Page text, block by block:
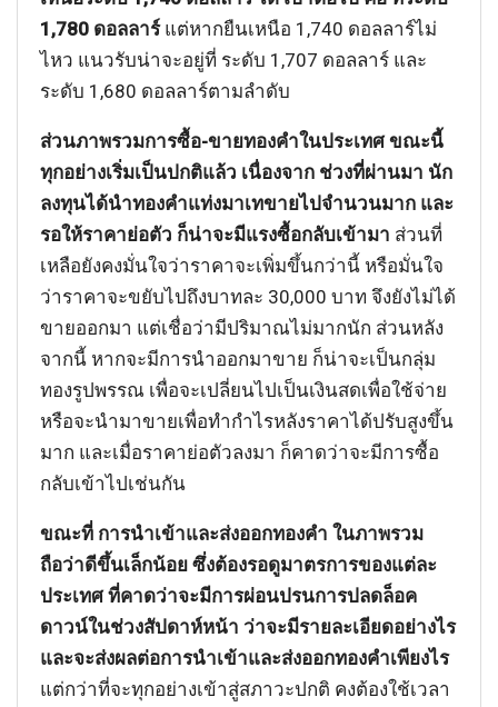
1,780 ดอลลาร์แต่หากยืนเหนือ 1,740 ดอลลาร์ไม่
ไหว แนวรับน่าจะอยู่ที่ ระดับ 1,707 ดอลลาร์ และ
ระดับ 1,680 ดอลลาร์ตามลำดับ
ส่วนภาพรวมการซื้อ-ขายทองคำในประเทศ ขณะนี้
ทุกอย่างเริ่มเป็นปกติแล้ว เนื่องจาก ช่วงที่ผ่านมา นัก
ลงทุนได้นำทองคำแท่งมาเทขายไปจำนวนมาก และ
รอให้ราคาย่อตัว ก็น่าจะมีแรงซื้อกลับเข้ามา ส่วนที่
เหลือยังคงมั่นใจว่าราคาจะเพิ่มขึ้นกว่านี้ หรือมั่นใจ
ว่าราคาจะขยับไปถึงบาทละ 30,000 บาท จึงยังไม่ได้
ขายออกมา แต่เชื่อว่ามีปริมาณไม่มากนัก ส่วนหลัง
จากนี้ หากจะมีการนำออกมาขาย ก็น่าจะเป็นกลุ่ม
ทองรูปพรรณ เพื่อจะเปลี่ยนไปเป็นเงินสดเพื่อใช้จ่าย
หรือจะนำมาขายเพื่อทำกำไรหลังราคาได้ปรับสูงขึ้น
มาก และเมื่อราคาย่อตัวลงมา ก็คาดว่าจะมีการซื้อ
กลับเข้าไปเช่นกัน
ขณะที่ การนำเข้าและส่งออกทองคำ ในภาพรวม
ถือว่าดีขึ้นเล็กน้อย ซึ่งต้องรอดูมาตรการของแต่ละ
ประเทศ ที่คาดว่าจะมีการผ่อนปรนการปลดล็อค
ดาวน์ในช่วงสัปดาห์หน้า ว่าจะมีรายละเอียดอย่างไร
และจะส่งผลต่อการนำเข้าและส่งออกทองคำเพียงไร
แต่กว่าที่จะทุกอย่างเข้าสู่สภาวะปกติ คงต้องใช้เวลา